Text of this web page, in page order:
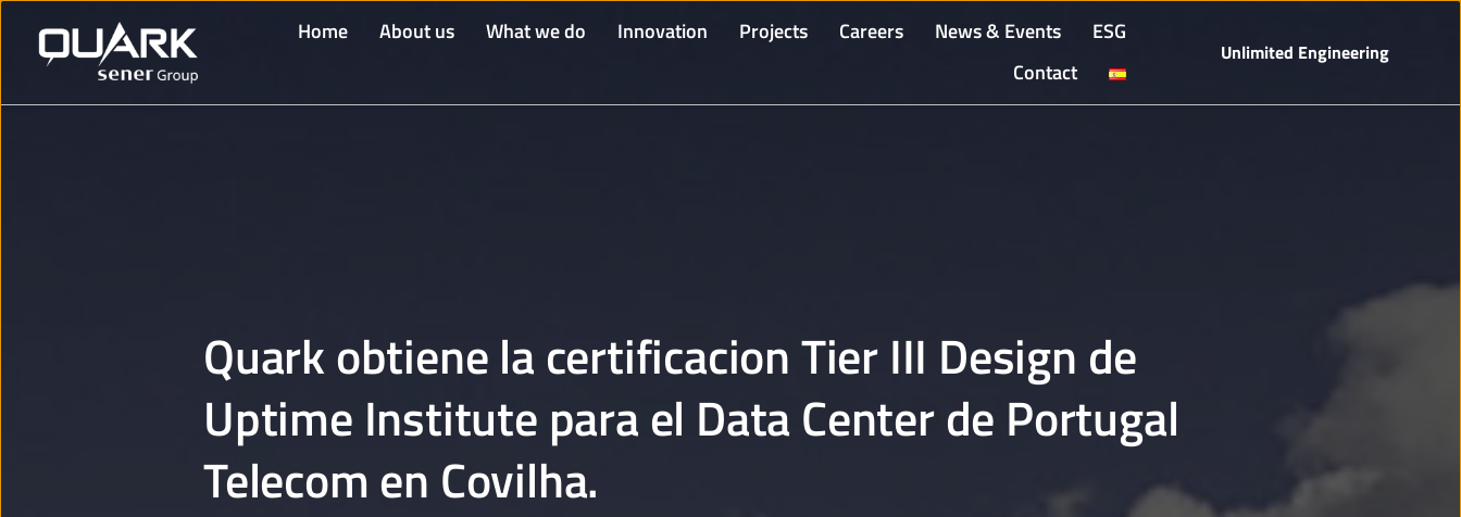
Home About us What we do Innovation Projects Careers News & Events
ESG
Contact
Unlimited Engineering
Quark obtiene la certificacion Tier III Design de
Uptime Institute para el Data Center de Portugal
Telecom en Covilha.